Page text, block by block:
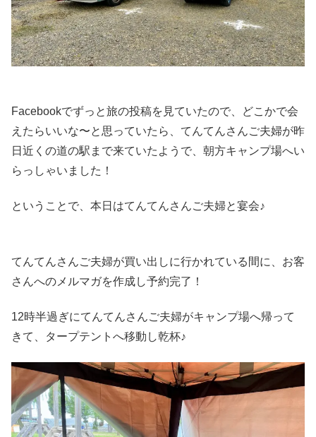
Facebookでずっと旅の投稿を見ていたので、どこかで会
えたらいいな〜と思っていたら、てんてんさんご夫婦が昨
日近くの道の駅まで来ていたようで、朝方キャンプ場へい
らっしゃいました！
ということで、本日はてんてんさんご夫婦と宴会♪
てんてんさんご夫婦が買い出しに行かれている間に、お客
さんへのメルマガを作成し予約完了！
12時半過ぎにてんてんさんご夫婦がキャンプ場へ帰って
きて、タープテントへ移動し乾杯♪